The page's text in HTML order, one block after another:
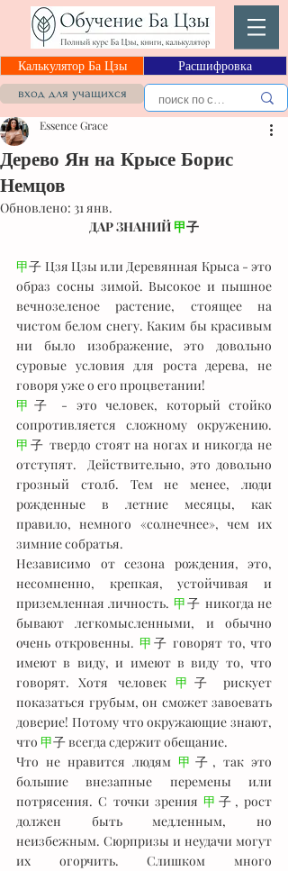
Калькулятор Ба Цзы Расшифровка
вход для учащихся
Дерево Ян на Крысе Борис
Немцов
Essence Grace
Обновлено: 31 янв.
ДАР ЗНАНИЙ 甲子
甲子 Цзя Цзы или Деревянная Крыса - это
образ сосны зимой. Высокое и пышное
вечнозеленое растение, стоящее на
чистом белом снегу. Каким бы красивым
ни было изображение, это довольно
суровые условия для роста дерева, не
говоря уже о его процветании!
甲子 - это человек, который стойко
甲 子 твердо стоят на ногах и никогда не
отступят.  Действительно, это довольно
грозный столб. Тем не менее, люди
рожденные в летние месяцы, как
правило, немного «солнечнее», чем их
зимние собратья.
Независимо от сезона рождения, это,
несомненно, крепкая, устойчивая и
приземленная личность. 甲子 никогда не
бывают легкомысленными, и обычно
очень откровенны. 甲 子 говорят то, что
имеют в виду, и имеют в виду то, что
говорят. Хотя человек 甲子 рискует
показаться грубым, он сможет завоевать
доверие! Потому что окружающие знают,
что 甲子 всегда сдержит обещание.
Что не нравится людям 甲 子, так это
большие внезапные перемены или
потрясения. С точки зрения 甲子, рост
должен быть медленным, но
неизбежным. Сюрпризы и неудачи могут
их огорчить. Слишком много